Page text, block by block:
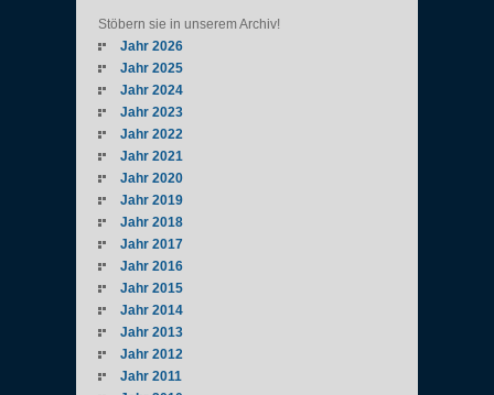
Stöbern sie in unserem Archiv!
Jahr 2026
Jahr 2025
Jahr 2024
Jahr 2023
Jahr 2022
Jahr 2021
Jahr 2020
Jahr 2019
Jahr 2018
Jahr 2017
Jahr 2016
Jahr 2015
Jahr 2014
Jahr 2013
Jahr 2012
Jahr 2011